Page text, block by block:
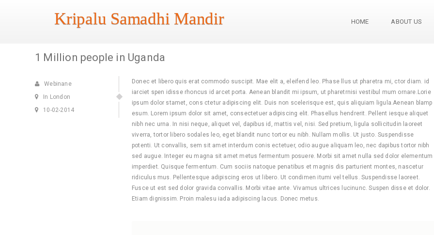
Kripalu Samadhi Mandir HOME ABOUT US
1 Million people in Uganda
Webinane
In London
10-02-2014
Donec et libero quis erat commodo suscipit. Mae elit a, eleifend leo. Phase llus ut pharetra mi, ctor diam. id
iarciet spen idisse rhoncus id arcet porta. Aenean blandit mi ipsum, ut pharetrnisi vestibul mum ornare.Lorie
ipsum dolor stamet, cons ctetur adipiscing elit. Duis non scelerisque est, quis aliquiam ligula.Aenean blamp
esum. Lorem ipsum dolor sit amet, consectetuer adipiscing elit. Phasellus hendrerit. Pellent iesque aliquet
nibh nec urna. In nisi neque, aliquet vel, dapibus id, mattis vel, nisi. Sed pretium, ligula sollicitudin laoreet
viverra, tortor libero sodales leo, eget blandit nunc tortor eu nibh. Nullam mollis. Ut justo. Suspendisse
potenti. Ut convallis, sem sit amet interdum conis ectetuer, odio augue aliquam leo, nec dapibus tortor nibh
sed augue. Integer eu magna sit amet metus fermentum posuere. Morbi sit amet nulla sed dolor elementum
imperdiet. Quisque fermentum. Cum sociis natoque penatibus et magnis dis parturient montes, nascetur
ridiculus mus. Pellentesque adipiscing eros ut libero. Ut condimen itumi vel tellus. Suspendisse laoreet.
Fusce ut est sed dolor gravida convallis. Morbi vitae ante. Vivamus ultrices lucinunc. Suspen disse et dolor.
Etiam dignissim. Proin malesu iada adipiscing lacus. Donec metus.